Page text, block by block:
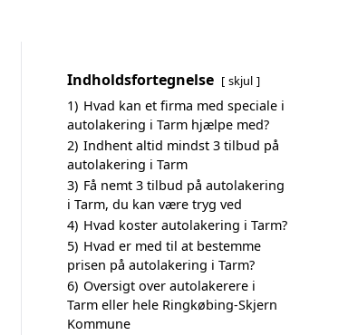
Indholdsfortegnelse skjul
1) Hvad kan et firma med speciale i
autolakering i Tarm hjælpe med?
2) Indhent altid mindst 3 tilbud på
autolakering i Tarm
3) Få nemt 3 tilbud på autolakering
i Tarm, du kan være tryg ved
4) Hvad koster autolakering i Tarm?
5) Hvad er med til at bestemme
prisen på autolakering i Tarm?
6) Oversigt over autolakerere i
Tarm eller hele Ringkøbing-Skjern
Kommune